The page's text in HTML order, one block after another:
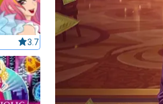
3.7